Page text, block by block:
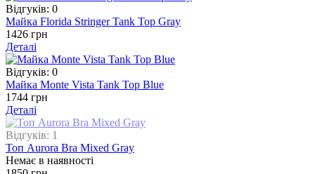
Відгуків: 0
Майка Florida Stringer Tank Top Gray
1426 грн
Деталі
Відгуків: 0
Майка Monte Vista Tank Top Blue
1744 грн
Деталі
Відгуків: 1
Топ Aurora Bra Mixed Gray
Немає в наявності